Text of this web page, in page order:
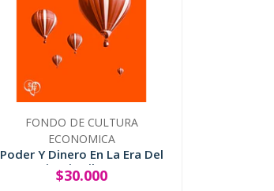
FONDO DE CULTURA
ECONOMICA
Poder Y Dinero En La Era Del
Bitcoin Libro ...
+
$30.000